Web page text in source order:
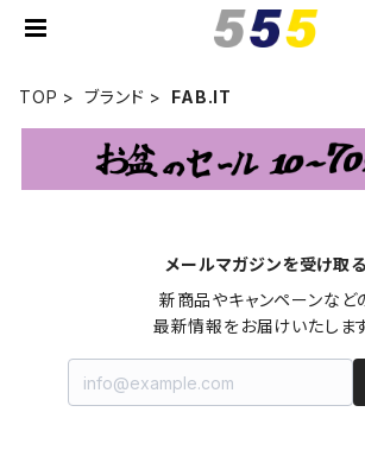
TOP ブランド FAB.IT
メールマガジンを受け取る
新商品やキャンペーンなど
最新情報をお届けいたします